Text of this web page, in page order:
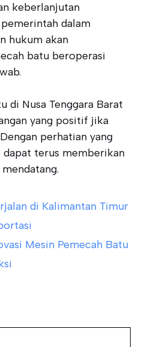
keberlanjutan
dalam
hukum akan
batu beroperasi
di Nusa Tenggara Barat
yang positif jika
perhatian yang
terus memberikan
di Kalimantan Timur
Mesin Pemecah Batu